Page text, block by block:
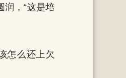
润，“这是培
怎么还上欠